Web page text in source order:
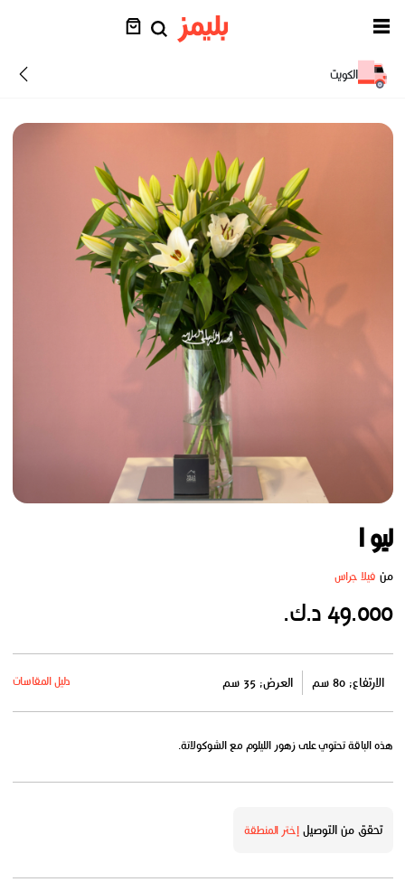
الكويت
ليو I
من فيلا جراس
49.000 د.ك.
الارتفاع: 80 سم العرض: 35 سم دليل المقاسات
هذه الباقة تحتوي على زهور الليلوم مع الشوكولاتة.
تحقق من التوصيلإختر المنطقة